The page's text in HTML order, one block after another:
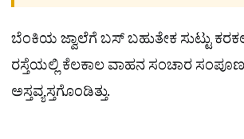
ಬೆಂಕಿಯ ಜ್ವಾಲೆಗೆ ಬಸ್ ಬಹುತೇಕ ಸುಟ್ಟು
ರಸ್ತೆಯಲ್ಲಿ ಕೆಲಕಾಲ ವಾಹನ ಸಂಚಾರ
ಅಸ್ತವ್ಯಸ್ತಗೊಂಡಿತ್ತು.